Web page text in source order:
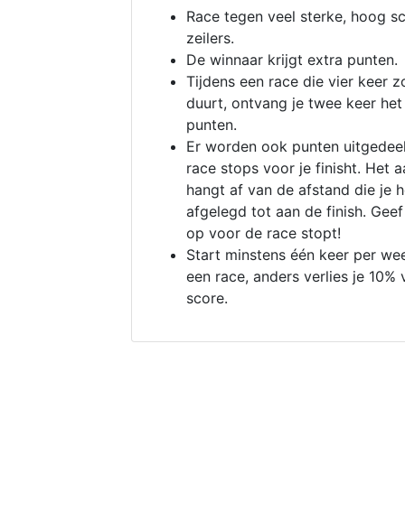
Race tegen veel sterke, hoog
zeilers.
De winnaar krijgt extra punten.
Tijdens een race die vier keer
duurt, ontvang je twee keer
punten.
Er worden ook punten
race stops voor je finisht. Het
hangt af van de afstand die je
afgelegd tot aan de finish.
op voor de race stopt!
Start minstens één keer per
een race, anders verlies je 10%
score.